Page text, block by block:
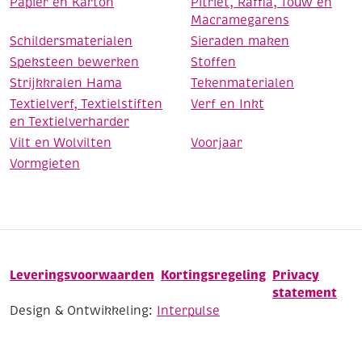
Macramegarens
Schildersmaterialen
Sieraden maken
Speksteen bewerken
Stoffen
Strijkkralen Hama
Tekenmaterialen
Textielverf, Textielstiften
en Textielverharder
Verf en Inkt
Vilt en Wolvilten
Voorjaar
Vormgieten
Leveringsvoorwaarden Kortingsregeling Privacy
statement
Design & Ontwikkeling: Interpulse